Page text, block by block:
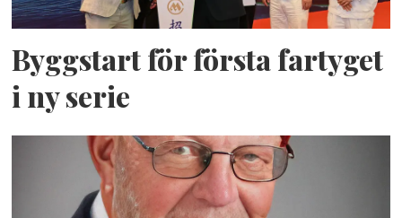
Byggstart för första fartyget
i ny serie